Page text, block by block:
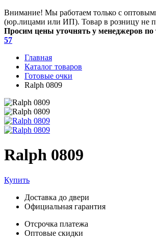
Внимание! Мы работаем только с
(юр.лицами или ИП). Товар в розницу не
Просим цены уточнять у менеджеров по
57
Главная
Каталог товаров
Готовые очки
Ralph 0809
Ralph 0809
Купить
Доставка до двери
Официальная гарантия
Отсрочка платежа
Оптовые скидки